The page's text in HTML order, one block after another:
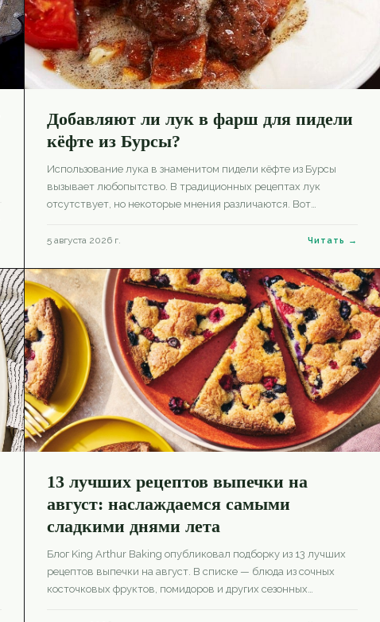
Добавляют ли лук в фарш для пидели
кёфте из Бурсы?
Использование лука в знаменитом пидели кёфте из Бурсы
вызывает любопытство. В традиционных рецептах лук
отсутствует, но некоторые мнения различаются. Вот
5 августа 2026 г. Читать →
13 лучших рецептов выпечки на
август: наслаждаемся самыми
сладкими днями лета
Блог King Arthur Baking опубликовал подборку из 13 лучших
рецептов выпечки на август. В списке — блюда из сочных
косточковых фруктов, помидоров и других сезонных